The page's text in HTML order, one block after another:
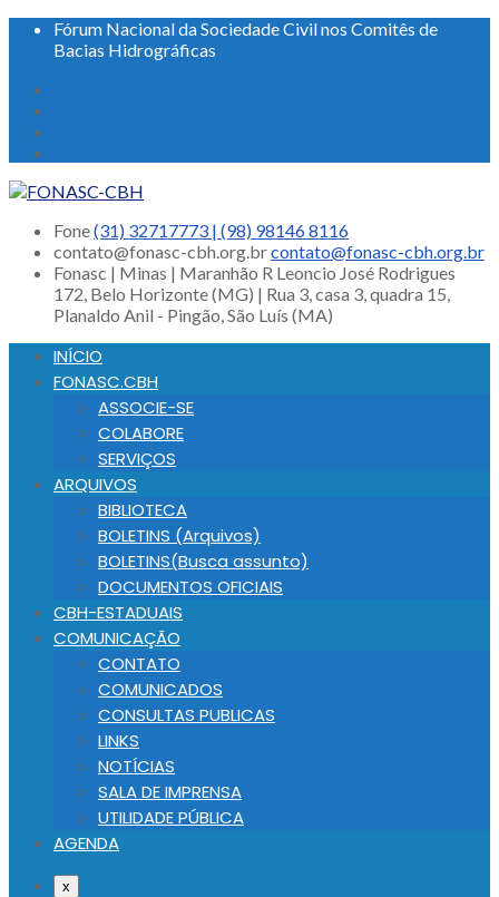
Fórum Nacional da Sociedade Civil nos Comitês de
Bacias Hidrográficas
Fone(31) 32717773 | (98) 98146 8116
contato@fonasc-cbh.org.brcontato@fonasc-cbh.org.br
Fonasc | Minas | Maranhão R Leoncio José Rodrigues
172, Belo Horizonte (MG) | Rua 3, casa 3, quadra 15,
Planaldo Anil - Pingão, São Luís (MA)
INÍCIO
FONASC.CBH
ASSOCIE-SE
COLABORE
SERVIÇOS
ARQUIVOS
BIBLIOTECA
BOLETINS (Arquivos)
BOLETINS(Busca assunto)
DOCUMENTOS OFICIAIS
CBH-ESTADUAIS
COMUNICAÇÃO
CONTATO
COMUNICADOS
CONSULTAS PUBLICAS
LINKS
NOTÍCIAS
SALA DE IMPRENSA
UTILIDADE PÚBLICA
AGENDA
x